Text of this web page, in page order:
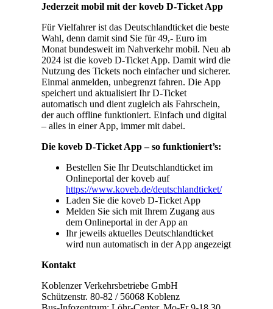
Jederzeit mobil mit der koveb D-Ticket App
Für Vielfahrer ist das Deutschlandticket die beste
Wahl, denn damit sind Sie für 49,- Euro im
Monat bundesweit im Nahverkehr mobil. Neu ab
2024 ist die koveb D-Ticket App. Damit wird die
Nutzung des Tickets noch einfacher und sicherer.
Einmal anmelden, unbegrenzt fahren. Die App
speichert und aktualisiert Ihr D-Ticket
automatisch und dient zugleich als Fahrschein,
der auch offline funktioniert. Einfach und digital
– alles in einer App, immer mit dabei.
Die koveb D-Ticket App – so funktioniert’s:
Bestellen Sie Ihr Deutschlandticket im
Onlineportal der koveb auf
https://www.koveb.de/deutschlandticket/
Laden Sie die koveb D-Ticket App
Melden Sie sich mit Ihrem Zugang aus
dem Onlineportal in der App an
Ihr jeweils aktuelles Deutschlandticket
wird nun automatisch in der App angezeigt
Kontakt
Koblenzer Verkehrsbetriebe GmbH
Schützenstr. 80-82 / 56068 Koblenz